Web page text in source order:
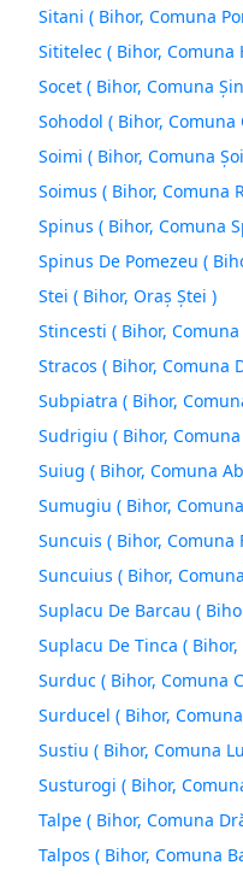
Sitani ( Bihor, Comuna
Sititelec ( Bihor, Comuna
Socet ( Bihor, Comuna
Sohodol ( Bihor, Comuna
Soimi ( Bihor, Comuna
Soimus ( Bihor, Comuna
Spinus ( Bihor, Comuna
Spinus De Pomezeu (
Stei ( Bihor, Oraş Ştei )
Stincesti ( Bihor,
Stracos ( Bihor, Comuna
Subpiatra ( Bihor,
Sudrigiu ( Bihor,
Suiug ( Bihor, Comuna
Sumugiu ( Bihor,
Suncuis ( Bihor, Comuna
Suncuius ( Bihor,
Suplacu De Barcau (
Suplacu De Tinca (
Surduc ( Bihor, Comuna
Surducel ( Bihor,
Sustiu ( Bihor, Comuna
Susturogi ( Bihor,
Talpe ( Bihor, Comuna
Talpos ( Bihor, Comuna